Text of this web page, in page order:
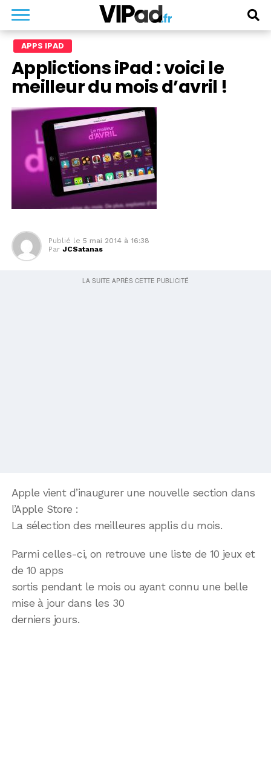
APPS IPAD
Applictions iPad : voici le
meilleur du mois d’avril !
Publié le 5 mai 2014 à 16:38
Par JCSatanas
Apple vient d’inaugurer une nouvelle section dans
l’Apple Store :
La sélection des meilleures applis du mois.
Parmi celles-ci, on retrouve une liste de 10 jeux et
de 10 apps
sortis pendant le mois ou ayant connu une belle
mise à jour dans les 30
derniers jours.